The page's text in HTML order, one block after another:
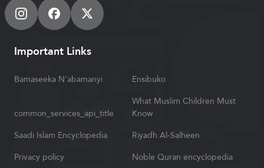
Important Links
Bamaseeka N'abamanyi Ensibuko
common_services_api_title
What Muslim Children Must
Know
Saadi Islam Encyclopedia
Riyadh Al-Salheen
Privacy policy
Noble Quran encyclopedia